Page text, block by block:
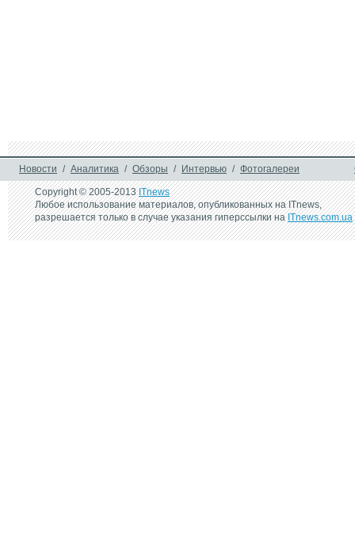
Новости / Аналитика / Обзоры / Интервью / Фотогалереи
Copyright © 2005-2013ITnews
Любое использование материалов, опубликованных на ITnews,
разрешается только в случае указания гиперссылки наITnews.com.ua